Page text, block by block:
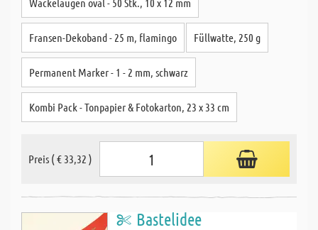
Fransen-Dekoband - 25 m, flamingo Füllwatte, 250 g
Permanent Marker - 1 - 2 mm, schwarz
Kombi Pack - Tonpapier & Fotokarton, 23 x 33 cm
Preis ( € 33,32 )
Bastelidee